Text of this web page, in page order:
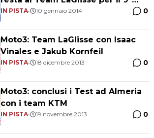
anno di fila
IN PISTA• 10 gennaio 2014 0
Moto3: Team LaGlisse con Isaac
Vinales e Jakub Kornfeil
IN PISTA• 18 dicembre 2013 0
Moto3: conclusi i Test ad Almeria
con i team KTM
IN PISTA• 19 novembre 2013 0